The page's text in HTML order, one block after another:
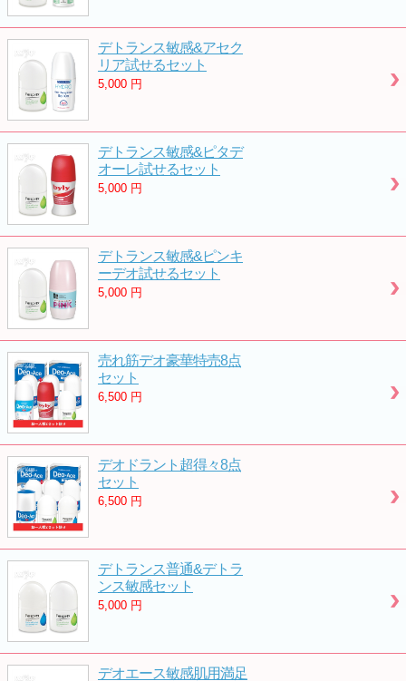
デトランス敏感&アセク
リア試せるセット
5,000 円
デトランス敏感&ピタデ
オーレ試せるセット
5,000 円
デトランス敏感&ピンキ
ーデオ試せるセット
5,000 円
売れ筋デオ豪華特売8点
セット
6,500 円
デオドラント超得々8点
セット
6,500 円
デトランス普通&デトラ
ンス敏感セット
5,000 円
デオエース敏感肌用満足